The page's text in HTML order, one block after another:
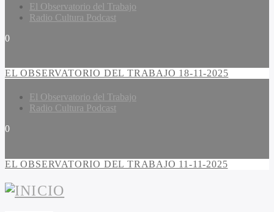
El Observatorio del Trabajo
Radio Cultura Podcast
0
EL OBSERVATORIO DEL TRABAJO 18-11-2025
El Observatorio del Trabajo
Radio Cultura Podcast
0
EL OBSERVATORIO DEL TRABAJO 11-11-2025